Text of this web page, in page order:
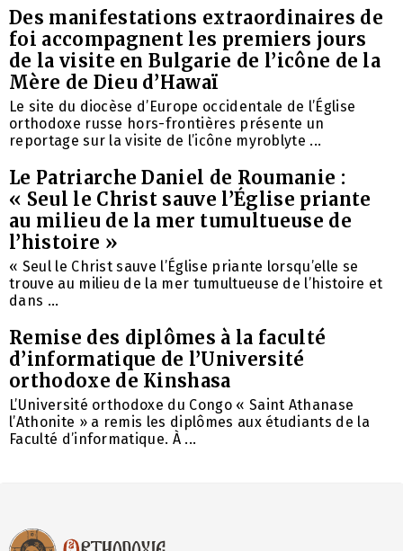
Des manifestations extraordinaires de
foi accompagnent les premiers jours
de la visite en Bulgarie de l’icône de la
Mère de Dieu d’Hawaï
Le site du diocèse d’Europe occidentale de l’Église
orthodoxe russe hors-frontières présente un
reportage sur la visite de l’icône myroblyte ...
Le Patriarche Daniel de Roumanie :
« Seul le Christ sauve l’Église priante
au milieu de la mer tumultueuse de
l’histoire »
« Seul le Christ sauve l’Église priante lorsqu’elle se
trouve au milieu de la mer tumultueuse de l’histoire et
dans ...
Remise des diplômes à la faculté
d’informatique de l’Université
orthodoxe de Kinshasa
L’Université orthodoxe du Congo « Saint Athanase
l’Athonite » a remis les diplômes aux étudiants de la
Faculté d’informatique. À ...